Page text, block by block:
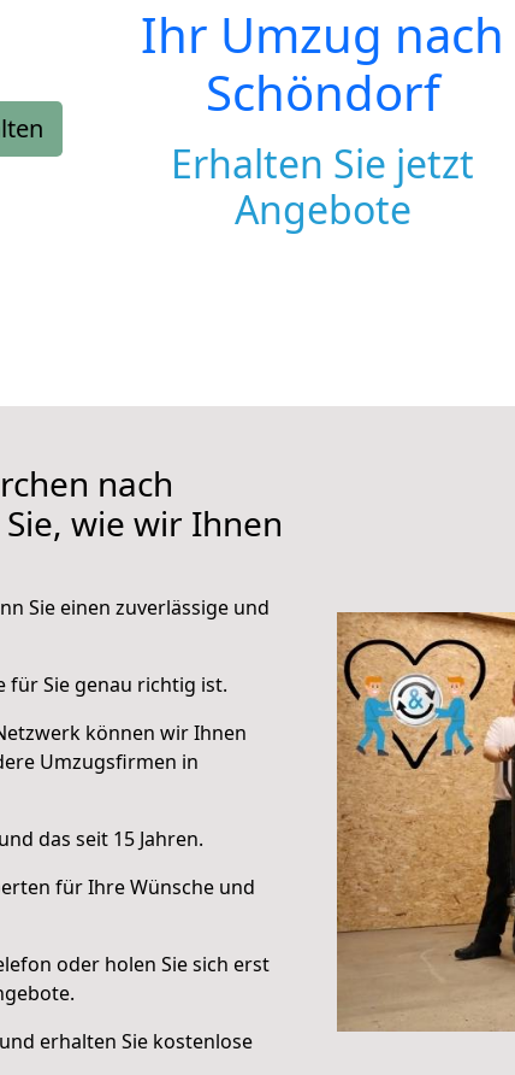
Ihr Umzug nach
Schöndorf
Erhalten Sie jetzt
Angebote
nach
wie wir Ihnen
Sie einen zuverlässige und
für Sie genau richtig ist.
können wir Ihnen
Umzugsfirmen in
das seit 15 Jahren.
für Ihre Wünsche und
oder holen Sie sich erst
und erhalten Sie kostenlose